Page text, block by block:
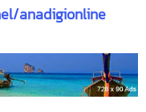
anadigionline